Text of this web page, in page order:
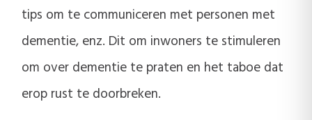
tips om te communiceren met personen met
dementie, enz. Dit om inwoners te stimuleren
om over dementie te praten en het taboe dat
erop rust te doorbreken.